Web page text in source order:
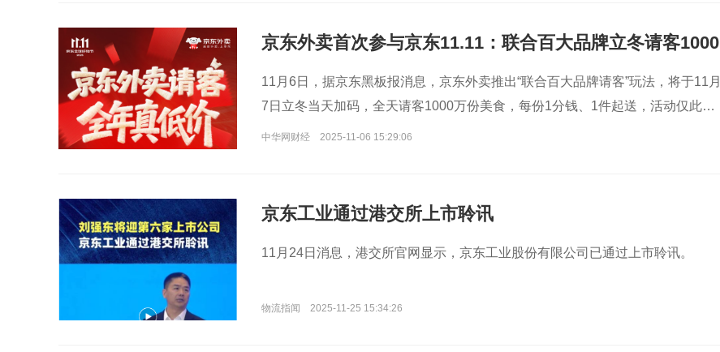
龄、运动、无抗、可溯源等标准要求，为用户提供血统纯正、品质卓越、安全可
靠的京东清远跑步鸡。未来，消费者在京东生鲜购买的“京东跑步鸡·清远鸡”，将
会同时贴上京东跑步鸡与地理标志产品清远鸡的双重认证标签。
京东外卖首次参与京东11.11：联合百大品牌立冬请客1000
万份，爆品9块9
11月6日，据京东黑板报消息，京东外卖推出“联合百大品牌请客”玩法，将于11月
7日立冬当天加码，全天请客1000万份美食，每份1分钱、1件起送，活动仅此一
天。
中华网财经 2025-11-06 15:29:06
京东工业通过港交所上市聆讯
11月24日消息，港交所官网显示，京东工业股份有限公司已通过上市聆讯。
物流指闻 2025-11-25 15:34:26